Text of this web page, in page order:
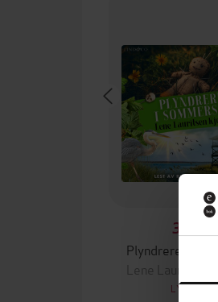
349,-
Plyndrere i
Lene Lauritsen
LYDBOK